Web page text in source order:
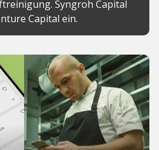
Syngroh Capital
Capital ein.